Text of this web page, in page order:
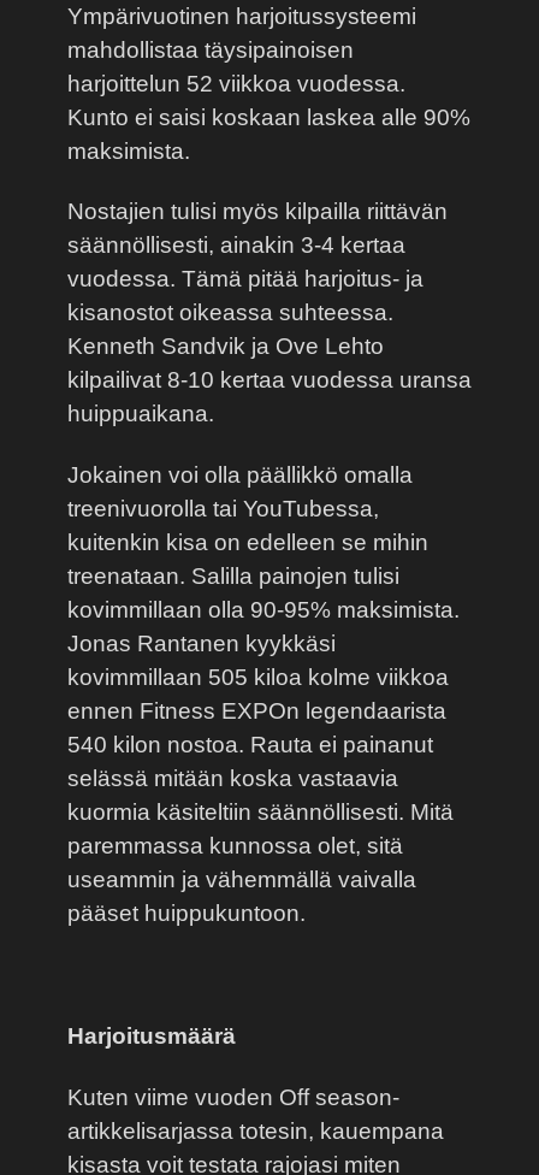
Ympärivuotinen harjoitussysteemi
mahdollistaa täysipainoisen
harjoittelun 52 viikkoa vuodessa.
Kunto ei saisi koskaan laskea alle 90%
maksimista.
Nostajien tulisi myös kilpailla riittävän
säännöllisesti, ainakin 3-4 kertaa
vuodessa. Tämä pitää harjoitus- ja
kisanostot oikeassa suhteessa.
Kenneth Sandvik ja Ove Lehto
kilpailivat 8-10 kertaa vuodessa uransa
huippuaikana.
Jokainen voi olla päällikkö omalla
treenivuorolla tai YouTubessa,
kuitenkin kisa on edelleen se mihin
treenataan. Salilla painojen tulisi
kovimmillaan olla 90-95% maksimista.
Jonas Rantanen kyykkäsi
kovimmillaan 505 kiloa kolme viikkoa
ennen Fitness EXPOn legendaarista
540 kilon nostoa. Rauta ei painanut
selässä mitään koska vastaavia
kuormia käsiteltiin säännöllisesti. Mitä
paremmassa kunnossa olet, sitä
useammin ja vähemmällä vaivalla
pääset huippukuntoon.
Harjoitusmäärä
Kuten viime vuoden Off season-
artikkelisarjassa totesin, kauempana
kisasta voit testata rajojasi miten